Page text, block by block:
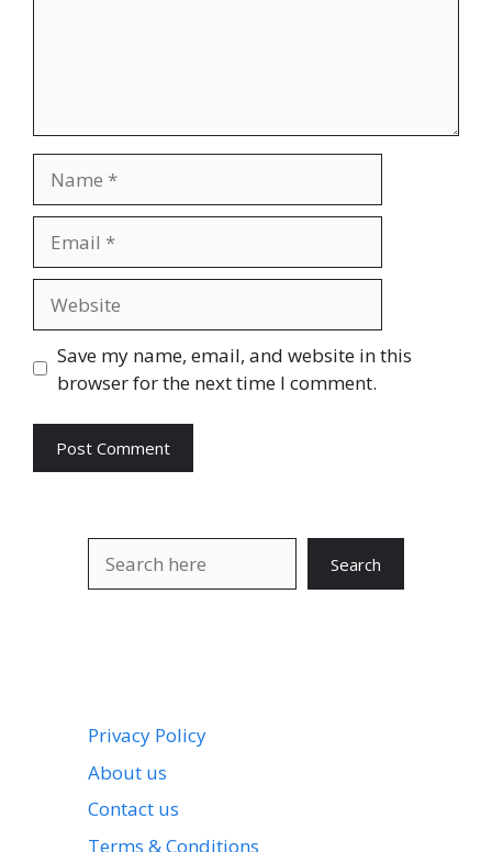
Save my name, email, and website in this
browser for the next time I comment.
Search
Privacy Policy
About us
Contact us
Terms & Conditions